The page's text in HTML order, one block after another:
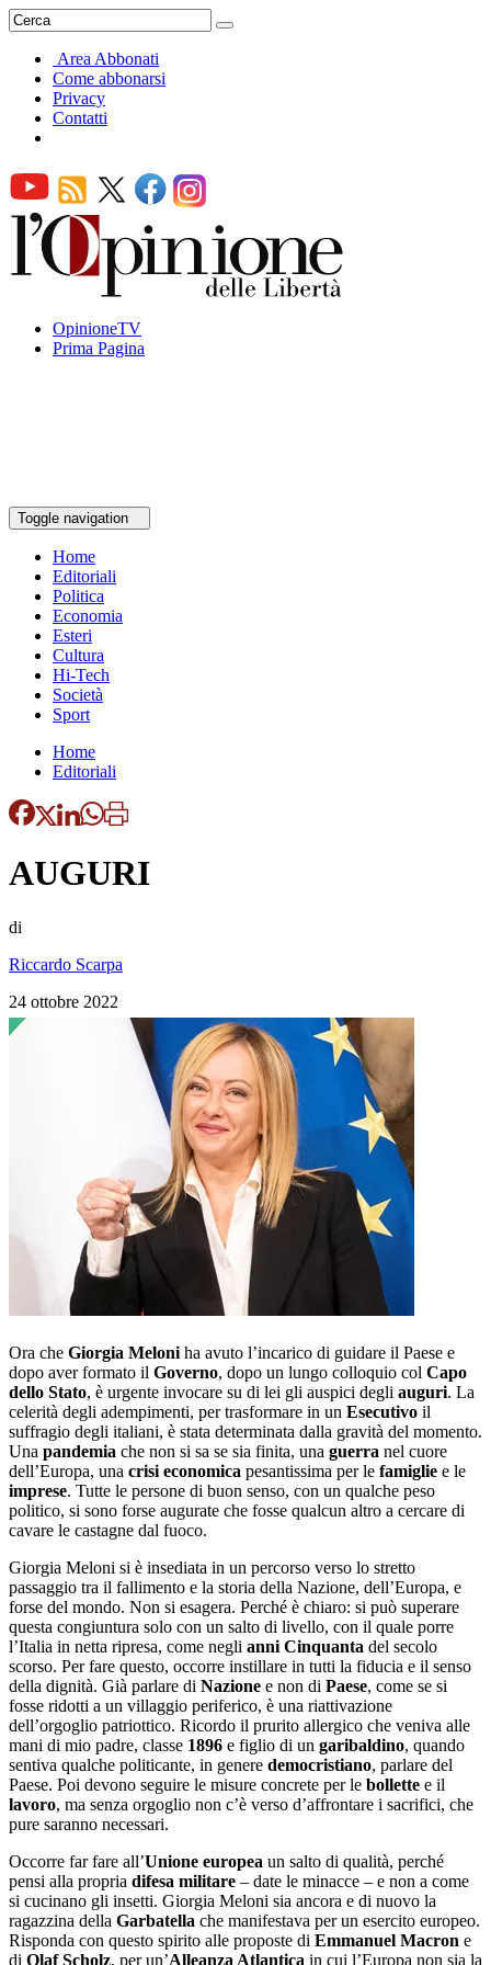
Area Abbonati
Come abbonarsi
Privacy
Contatti
OpinioneTV
Prima Pagina
Toggle navigation
Home
Editoriali
Politica
Economia
Esteri
Cultura
Hi-Tech
Società
Sport
Home
Editoriali
AUGURI
di
Riccardo Scarpa
24 ottobre 2022
Ora che Giorgia Meloni ha avuto l’incarico di guidare il Paese e
dopo aver formato il Governo, dopo un lungo colloquio col Capo
dello Stato, è urgente invocare su di lei gli auspici degli auguri. La
celerità degli adempimenti, per trasformare in un Esecutivo il
suffragio degli italiani, è stata determinata dalla gravità del momento.
Una pandemia che non si sa se sia finita, una guerra nel cuore
dell’Europa, una crisi economica pesantissima per le famiglie e le
imprese. Tutte le persone di buon senso, con un qualche peso
politico, si sono forse augurate che fosse qualcun altro a cercare di
cavare le castagne dal fuoco.
Giorgia Meloni si è insediata in un percorso verso lo stretto
passaggio tra il fallimento e la storia della Nazione, dell’Europa, e
forse del mondo. Non si esagera. Perché è chiaro: si può superare
questa congiuntura solo con un salto di livello, con il quale porre
l’Italia in netta ripresa, come negli anni Cinquanta del secolo
scorso. Per fare questo, occorre instillare in tutti la fiducia e il senso
della dignità. Già parlare di Nazione e non di Paese, come se si
fosse ridotti a un villaggio periferico, è una riattivazione
dell’orgoglio patriottico. Ricordo il prurito allergico che veniva alle
mani di mio padre, classe 1896 e figlio di un garibaldino, quando
sentiva qualche politicante, in genere democristiano, parlare del
Paese. Poi devono seguire le misure concrete per le bollette e il
lavoro, ma senza orgoglio non c’è verso d’affrontare i sacrifici, che
pure saranno necessari.
Occorre far fare all’Unione europea un salto di qualità, perché
pensi alla propria difesa militare – date le minacce – e non a come
si cucinano gli insetti. Giorgia Meloni sia ancora e di nuovo la
ragazzina della Garbatella che manifestava per un esercito europeo.
Risponda con questo spirito alle proposte di Emmanuel Macron e
di Olaf Scholz, per un’Alleanza Atlantica in cui l’Europa non sia la